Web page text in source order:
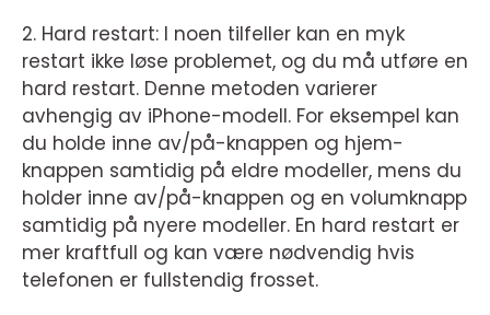
2. Hard restart: I noen tilfeller kan en myk
restart ikke løse problemet, og du må utføre en
hard restart. Denne metoden varierer
avhengig av iPhone-modell. For eksempel kan
du holde inne av/på-knappen og hjem-
knappen samtidig på eldre modeller, mens du
holder inne av/på-knappen og en volumknapp
samtidig på nyere modeller. En hard restart er
mer kraftfull og kan være nødvendig hvis
telefonen er fullstendig frosset.